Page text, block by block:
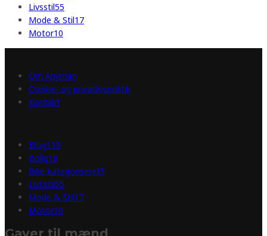
Livsstil55
Mode & Stil17
Motor10
Om Anyman
Cookie- og privatlivspolitik
Kontakt
Blog119
Bolig18
Ikke-kategoriseret5
Livsstil55
Mode & Stil17
Motor10